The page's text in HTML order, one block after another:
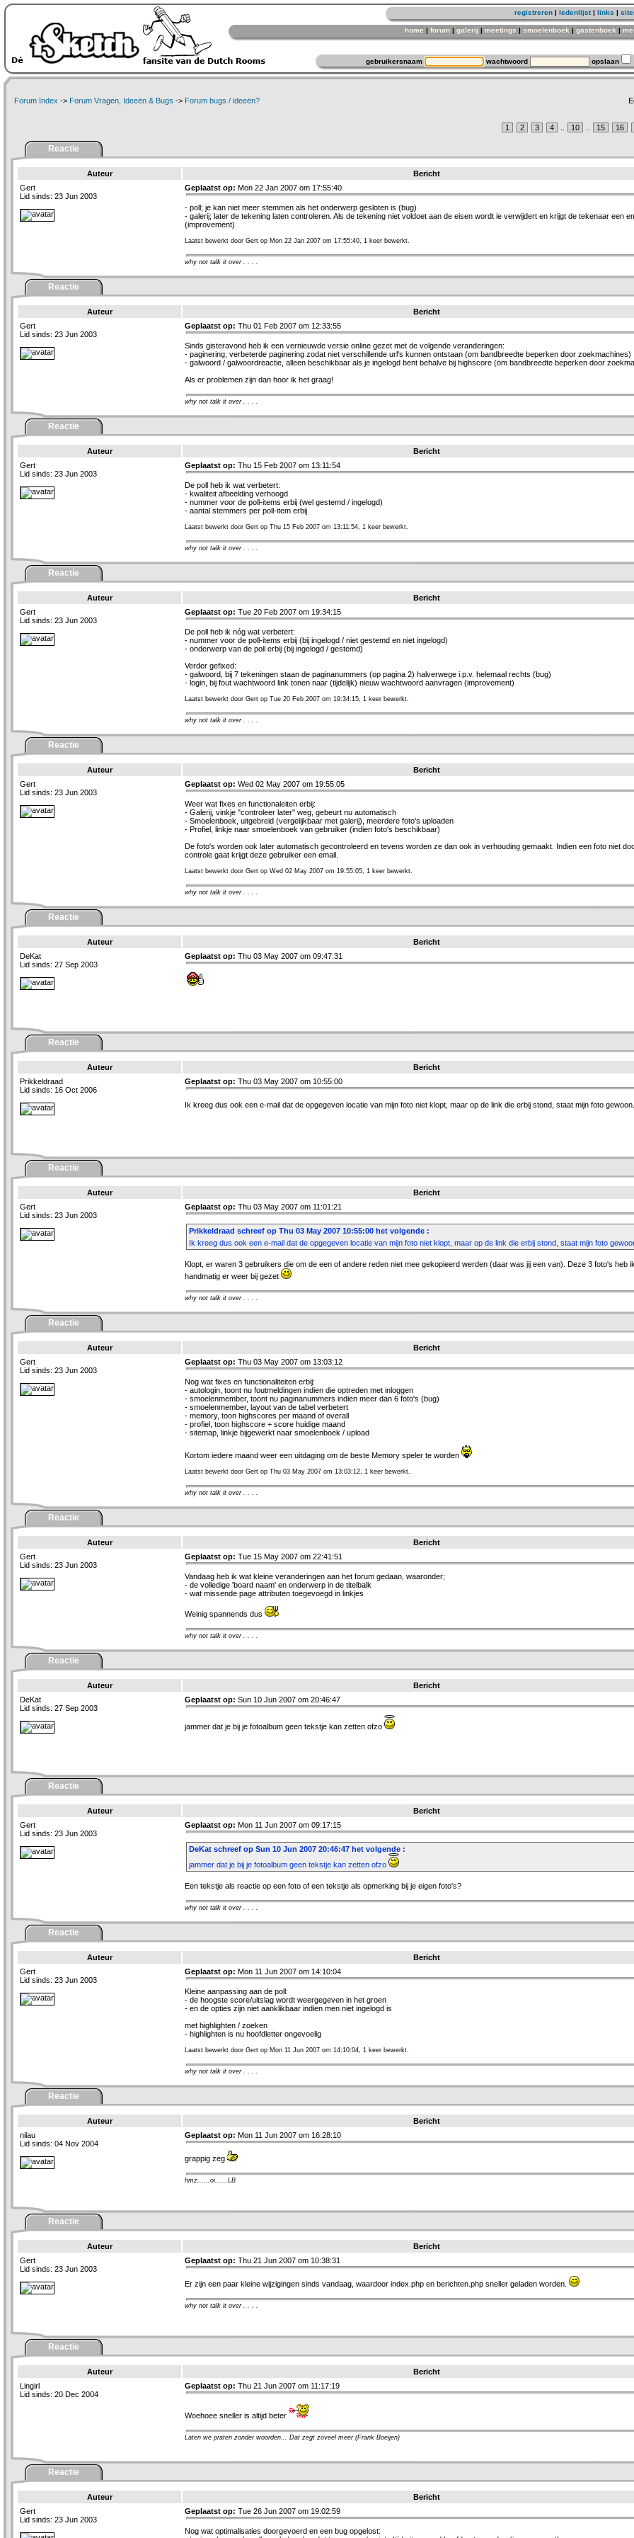
registreren | ledenlijst| links |
home | forum | galerij | meetings | smoelenboek | gastenboek |
gebruikersnaam wachtwoord opslaan
Forum Index -> Forum Vragen, Ideeën & Bugs -> Forum bugs / ideeën?
1 2 3 4 10 15 16
Reactie
Auteur
Bericht
Gert
Lid sinds: 23 Jun 2003
Geplaatst op: Mon 22 Jan 2007 om 17:55:40
- poll; je kan niet meer stemmen als het onderwerp gesloten is (bug)
- galerij; later de tekening laten controleren. Als de tekening niet voldoet aan de eisen wordt ie verwijdert en krijgt de tekenaar een
(improvement)
Laatst bewerkt door Gert op Mon 22 Jan 2007 om 17:55:40, 1 keer bewerkt.
why not talk it over . . . .
Reactie
Auteur
Bericht
Gert
Lid sinds: 23 Jun 2003
Geplaatst op: Thu 01 Feb 2007 om 12:33:55
Sinds gisteravond heb ik een vernieuwde versie online gezet met de volgende veranderingen:
- paginering, verbeterde paginering zodat niet verschillende url's kunnen ontstaan (om bandbreedte beperken door zoekmachines)
- galwoord / galwoordreactie, alleen beschikbaar als je ingelogd bent behalve bij highscore (om bandbreedte beperken door
Als er problemen zijn dan hoor ik het graag!
why not talk it over . . . .
Reactie
Auteur
Bericht
Gert
Lid sinds: 23 Jun 2003
Geplaatst op: Thu 15 Feb 2007 om 13:11:54
De poll heb ik wat verbetert:
- kwaliteit afbeelding verhoogd
- nummer voor de poll-items erbij (wel gestemd / ingelogd)
- aantal stemmers per poll-item erbij
Laatst bewerkt door Gert op Thu 15 Feb 2007 om 13:11:54, 1 keer bewerkt.
why not talk it over . . . .
Reactie
Auteur
Bericht
Gert
Lid sinds: 23 Jun 2003
Geplaatst op: Tue 20 Feb 2007 om 19:34:15
De poll heb ik nóg wat verbetert:
- nummer voor de poll-items erbij (bij ingelogd / niet gestemd en niet ingelogd)
- onderwerp van de poll erbij (bij ingelogd / gestemd)
Verder gefixed:
- galwoord, bij 7 tekeningen staan de paginanummers (op pagina 2) halverwege i.p.v. helemaal rechts (bug)
- login, bij fout wachtwoord link tonen naar (tijdelijk) nieuw wachtwoord aanvragen (improvement)
Laatst bewerkt door Gert op Tue 20 Feb 2007 om 19:34:15, 1 keer bewerkt.
why not talk it over . . . .
Reactie
Auteur
Bericht
Gert
Lid sinds: 23 Jun 2003
Geplaatst op: Wed 02 May 2007 om 19:55:05
Weer wat fixes en functionaleiten erbij:
- Galerij, vinkje "controleer later" weg, gebeurt nu automatisch
- Smoelenboek, uitgebreid (vergelijkbaar met galerij), meerdere foto's uploaden
- Profiel, linkje naar smoelenboek van gebruiker (indien foto's beschikbaar)
De foto's worden ook later automatisch gecontroleerd en tevens worden ze dan ook in verhouding gemaakt. Indien een foto niet
controle gaat krijgt deze gebruiker een email.
Laatst bewerkt door Gert op Wed 02 May 2007 om 19:55:05, 1 keer bewerkt.
why not talk it over . . . .
Reactie
Auteur
Bericht
DeKat
Lid sinds: 27 Sep 2003
Geplaatst op: Thu 03 May 2007 om 09:47:31
Reactie
Auteur
Bericht
Prikkeldraad
Lid sinds: 16 Oct 2006
Geplaatst op: Thu 03 May 2007 om 10:55:00
Ik kreeg dus ook een e-mail dat de opgegeven locatie van mijn foto niet klopt, maar op de link die erbij stond, staat mijn foto
Reactie
Auteur
Bericht
Gert
Lid sinds: 23 Jun 2003
Geplaatst op: Thu 03 May 2007 om 11:01:21
Prikkeldraad schreef op Thu 03 May 2007 10:55:00 het volgende :
Ik kreeg dus ook een e-mail dat de opgegeven locatie van mijn foto niet klopt, maar op de link die erbij stond, staat mijn foto
Klopt, er waren 3 gebruikers die om de een of andere reden niet mee gekopieerd werden (daar was jij een van). Deze 3 foto's heb ik
handmatig er weer bij gezet
why not talk it over . . . .
Reactie
Auteur
Bericht
Gert
Lid sinds: 23 Jun 2003
Geplaatst op: Thu 03 May 2007 om 13:03:12
Nog wat fixes en functionaliteiten erbij:
- autologin, toont nu foutmeldingen indien die optreden met inloggen
- smoelenmember, toont nu paginanummers indien meer dan 6 foto's (bug)
- smoelenmember, layout van de tabel verbetert
- memory, toon highscores per maand of overall
- profiel, toon highscore + score huidige maand
- sitemap, linkje bijgewerkt naar smoelenboek / upload
Kortom iedere maand weer een uitdaging om de beste Memory speler te worden
Laatst bewerkt door Gert op Thu 03 May 2007 om 13:03:12, 1 keer bewerkt.
why not talk it over . . . .
Reactie
Auteur
Bericht
Gert
Lid sinds: 23 Jun 2003
Geplaatst op: Tue 15 May 2007 om 22:41:51
Vandaag heb ik wat kleine veranderingen aan het forum gedaan, waaronder;
- de volledige 'board naam' en onderwerp in de titelbalk
- wat missende page attributen toegevoegd in linkjes
Weinig spannends dus
why not talk it over . . . .
Reactie
Auteur
Bericht
DeKat
Lid sinds: 27 Sep 2003
Geplaatst op: Sun 10 Jun 2007 om 20:46:47
jammer dat je bij je fotoalbum geen tekstje kan zetten ofzo
Reactie
Auteur
Bericht
Gert
Lid sinds: 23 Jun 2003
Geplaatst op: Mon 11 Jun 2007 om 09:17:15
DeKat schreef op Sun 10 Jun 2007 20:46:47 het volgende :
jammer dat je bij je fotoalbum geen tekstje kan zetten ofzo
Een tekstje als reactie op een foto of een tekstje als opmerking bij je eigen foto's?
why not talk it over . . . .
Reactie
Auteur
Bericht
Gert
Lid sinds: 23 Jun 2003
Geplaatst op: Mon 11 Jun 2007 om 14:10:04
Kleine aanpassing aan de poll:
- de hoogste score/uitslag wordt weergegeven in het groen
- en de opties zijn niet aanklikbaar indien men niet ingelogd is
met highlighten / zoeken
- highlighten is nu hoofdletter ongevoelig
Laatst bewerkt door Gert op Mon 11 Jun 2007 om 14:10:04, 1 keer bewerkt.
why not talk it over . . . .
Reactie
Auteur
Bericht
nilau
Lid sinds: 04 Nov 2004
Geplaatst op: Mon 11 Jun 2007 om 16:28:10
grappig zeg
hmz......oi......LB
Reactie
Auteur
Bericht
Gert
Lid sinds: 23 Jun 2003
Geplaatst op: Thu 21 Jun 2007 om 10:38:31
Er zijn een paar kleine wijzigingen sinds vandaag, waardoor index.php en berichten.php sneller geladen worden.
why not talk it over . . . .
Reactie
Auteur
Bericht
Lingirl
Lid sinds: 20 Dec 2004
Geplaatst op: Thu 21 Jun 2007 om 11:17:19
Woehoee sneller is altijd beter
Laten we praten zonder woorden... Dat zegt zoveel meer (Frank Boeijen)
Reactie
Auteur
Bericht
Gert
Lid sinds: 23 Jun 2003
Geplaatst op: Tue 26 Jun 2007 om 19:02:59
Nog wat optimalisaties doorgevoerd en een bug opgelost: